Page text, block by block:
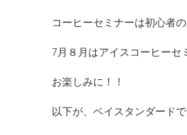
コーヒーセミナーは初心者
7月８月はアイスコーヒーセ
お楽しみに！！
以下が、ベイスタンダード